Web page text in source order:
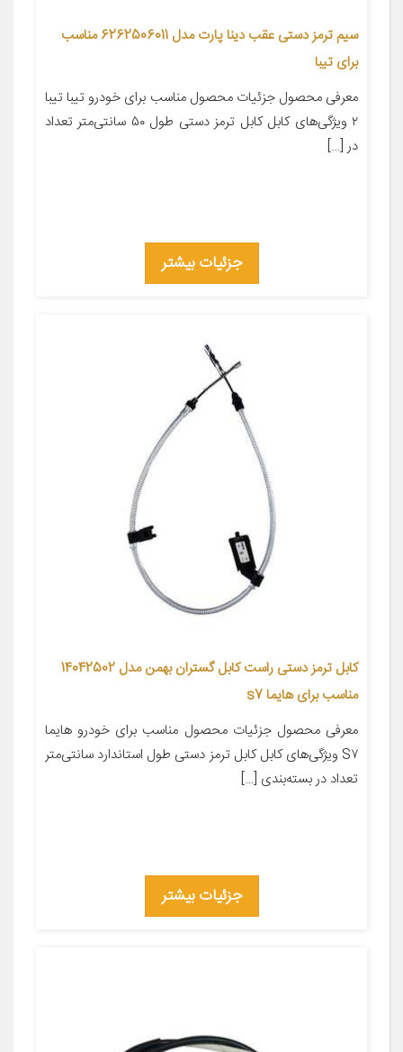
سیم ترمز دستی عقب دینا پارت مدل 6262506011 مناسب
برای تیبا
معرفی محصول جزئیات محصول مناسب برای خودرو تیبا تیبا
۲ ویژگی‌های کابل کابل ترمز دستی طول ۵۰ سانتی‌متر تعداد
در […]
جزئیات بیشتر
کابل ترمز دستی راست کابل گستران بهمن مدل 14042502
مناسب برای هایما s7
معرفی محصول جزئیات محصول مناسب برای خودرو هایما
S۷ ویژگی‌های کابل کابل ترمز دستی طول استاندارد سانتی‌متر
تعداد در بسته‌بندی […]
جزئیات بیشتر